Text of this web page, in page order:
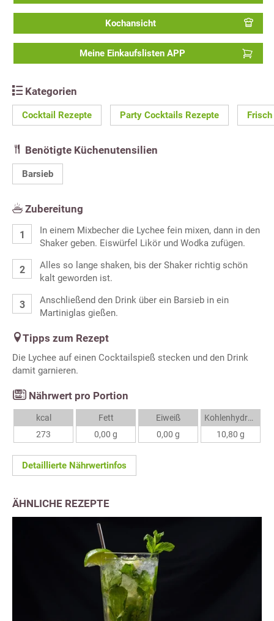
Kochansicht
Meine Einkaufslisten APP
Kategorien
Cocktail Rezepte Party Cocktails Rezepte Frisch
Benötigte Küchenutensilien
Barsieb
Zubereitung
In einem Mixbecher die Lychee fein mixen, dann in den
Shaker geben. Eiswürfel Likör und Wodka zufügen.
Alles so lange shaken, bis der Shaker richtig schön
kalt geworden ist.
Anschließend den Drink über ein Barsieb in ein
Martiniglas gießen.
Tipps zum Rezept
Die Lychee auf einen Cocktailspieß stecken und den Drink
damit garnieren.
Nährwert pro Portion
kcal
273
Fett
0,00 g
Eiweiß
0,00 g
Kohlenhydrate
10,80 g
Detaillierte Nährwertinfos
ÄHNLICHE REZEPTE